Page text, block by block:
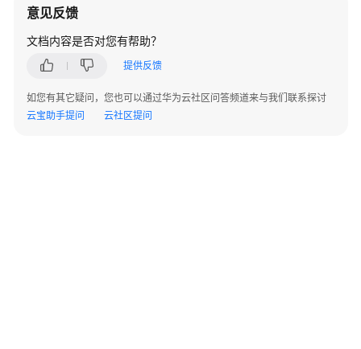
络
规
网
意见反馈
文档内容是否对您有帮助？
提供反馈
如您有其它疑问，您也可以通过华为云社区问答频道来与我们联系探讨
云宝助手提问
云社区提问